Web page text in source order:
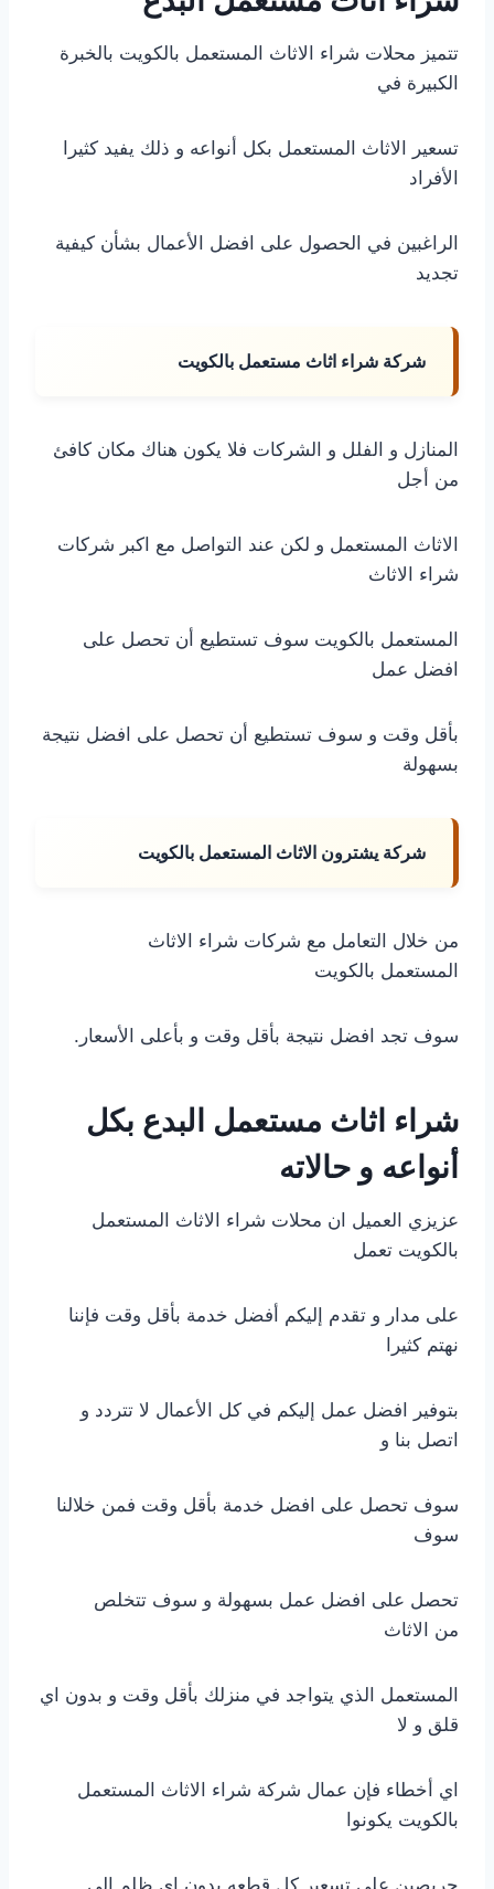
تتميز محلات شراء الاثاث المستعمل بالكويت بالخبرة
الكبيرة في
تسعير الاثاث المستعمل بكل أنواعه و ذلك يفيد كثيرا
الأفراد
الراغبين في الحصول على افضل الأعمال بشأن كيفية
تجديد
شركة شراء اثاث مستعمل بالكويت
المنازل و الفلل و الشركات فلا يكون هناك مكان كافئ
من أجل
الاثاث المستعمل و لكن عند التواصل مع اكبر شركات
شراء الاثاث
المستعمل بالكويت سوف تستطيع أن تحصل على
افضل عمل
بأقل وقت و سوف تستطيع أن تحصل على افضل نتيجة
بسهولة
شركة يشترون الاثاث المستعمل بالكويت
من خلال التعامل مع شركات شراء الاثاث
المستعمل بالكويت
سوف تجد افضل نتيجة بأقل وقت و بأعلى الأسعار.
شراء اثاث مستعمل البدع بكل
أنواعه و حالاته
عزيزي العميل ان محلات شراء الاثاث المستعمل
بالكويت تعمل
على مدار و تقدم إليكم أفضل خدمة بأقل وقت فإننا
نهتم كثيرا
بتوفير افضل عمل إليكم في كل الأعمال لا تتردد و
اتصل بنا و
سوف تحصل على افضل خدمة بأقل وقت فمن خلالنا
سوف
تحصل على افضل عمل بسهولة و سوف تتخلص
من الاثاث
المستعمل الذي يتواجد في منزلك بأقل وقت و بدون اي
قلق و لا
اي أخطاء فإن عمال شركة شراء الاثاث المستعمل
بالكويت يكونوا